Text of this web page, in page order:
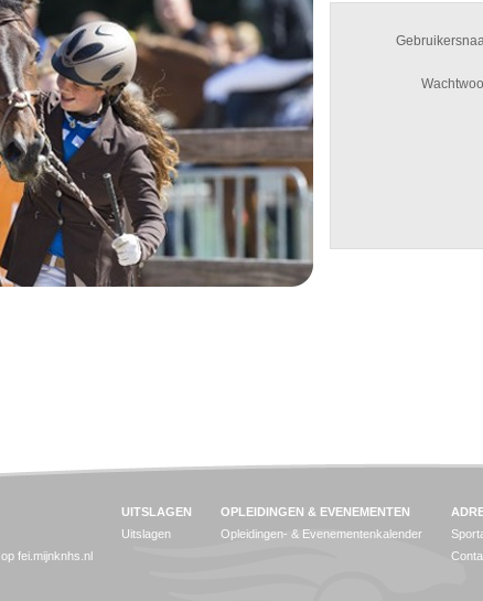
fei.mijnknhs.nl
UITSLAGEN
Uitslagen
OPLEIDINGEN & EVENEMENTEN
Opleidingen- & Evenementenkalender